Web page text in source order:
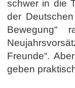
schwer in die
der
Freunde“.
geben